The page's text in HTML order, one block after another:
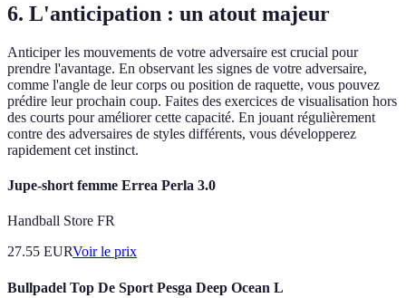
6. L'anticipation : un atout majeur
Anticiper les mouvements de votre adversaire est crucial pour
prendre l'avantage. En observant les signes de votre adversaire,
comme l'angle de leur corps ou position de raquette, vous pouvez
prédire leur prochain coup. Faites des exercices de visualisation hors
des courts pour améliorer cette capacité. En jouant régulièrement
contre des adversaires de styles différents, vous développerez
rapidement cet instinct.
Jupe-short femme Errea Perla 3.0
Handball Store FR
27.55 EURVoir le prix
Bullpadel Top De Sport Pesga Deep Ocean L